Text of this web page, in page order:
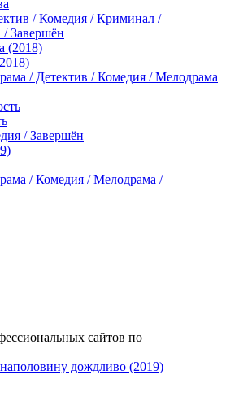
/ Комедия / Криминал /
Завершён
/ Детектив / Комедия / Мелодрама
/ Завершён
/ Комедия / Мелодрама /
сайтов по
дождливо (2019)